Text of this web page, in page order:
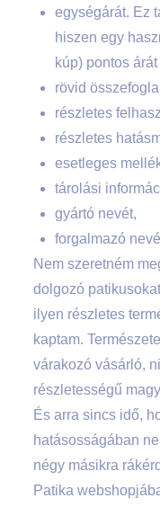
egységárát. Ez
hiszen egy
kúp) pontos
rövid
részletes
részletes
esetleges
tárolási
gyártó nevét,
forgalmazó
Nem szeretném
dolgozó
ilyen részletes
kaptam.
várakozó vásárló,
részletességű
És arra sincs idő,
hatásosságában
négy másikra
Patika